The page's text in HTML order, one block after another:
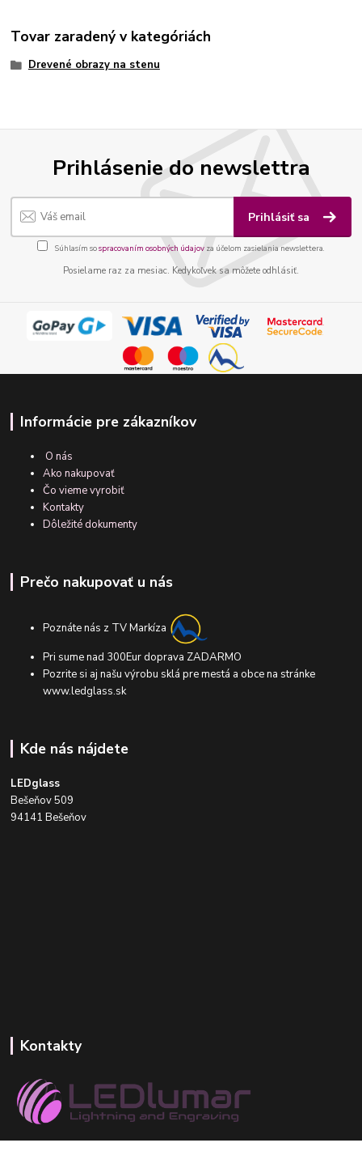
Tovar zaradený v kategóriách
Drevené obrazy na stenu
Prihlásenie do newslettra
Prihlásiť sa
Súhlasím sospracovaním osobných údajov za účelom zasielania newslettera.
Posielame raz za mesiac. Kedykoľvek sa môžete odhlásiť.
Informácie pre zákazníkov
O nás
Ako nakupovať
Čo vieme vyrobiť
Kontakty
Dôležité dokumenty
Prečo nakupovať u nás
Poznáte nás z TV Markíza
Pri sume nad 300Eur doprava ZADARMO
Pozrite si aj našu výrobu sklá pre mestá a obce na stránke
www.ledglass.sk
Kde nás nájdete
LEDglass
Bešeňov 509
94141 Bešeňov
Kontakty